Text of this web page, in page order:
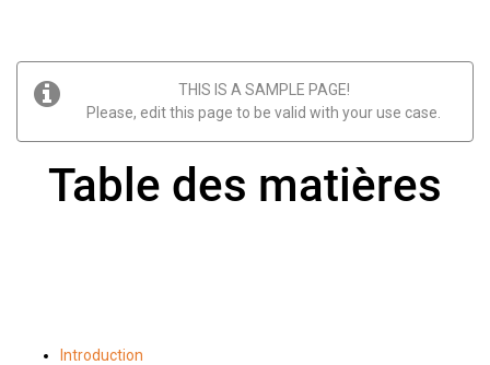
THIS IS A SAMPLE PAGE!
Please, edit this page to be valid with your use case.
Table des matières
Introduction